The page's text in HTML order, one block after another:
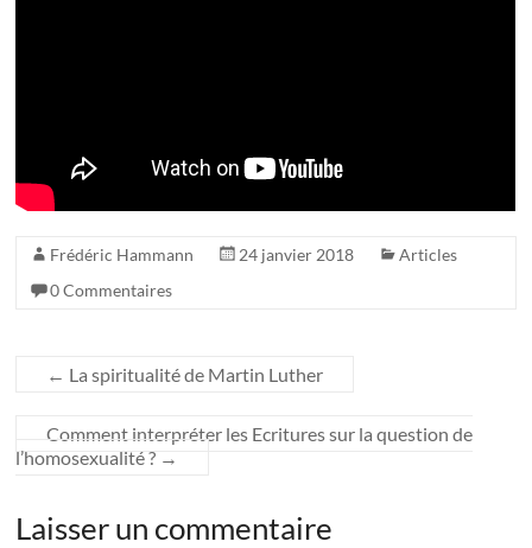
Frédéric Hammann 24 janvier 2018
Articles
0 Commentaires
← La spiritualité de Martin Luther
Comment interpréter les Ecritures sur la question de
l’homosexualité ? →
Laisser un commentaire